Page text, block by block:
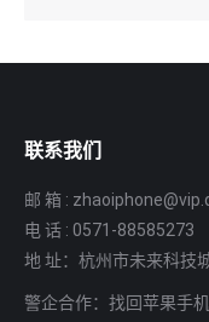
联系我们
邮 箱 :
电 话 : 0571-88585273
地 址：杭州市未来科技
警企合作：找回苹果手